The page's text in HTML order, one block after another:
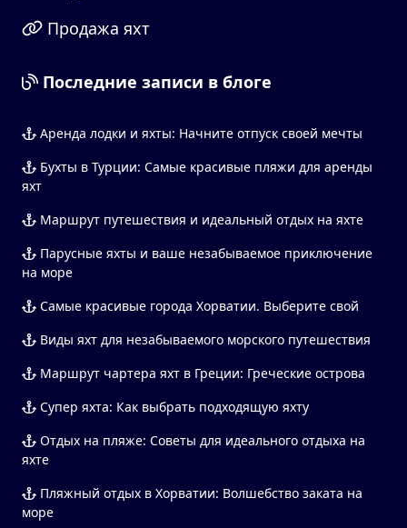
Продажа яхт
Последние записи в блоге
Аренда лодки и яхты: Начните отпуск своей мечты
Бухты в Турции: Самые красивые пляжи для аренды
яхт
Маршрут путешествия и идеальный отдых на яхте
Парусные яхты и ваше незабываемое приключение
на море
Самые красивые города Хорватии. Выберите свой
Виды яхт для незабываемого морского путешествия
Маршрут чартера яхт в Греции: Греческие острова
Супер яхта: Как выбрать подходящую яхту
Отдых на пляже: Советы для идеального отдыха на
яхте
Пляжный отдых в Хорватии: Волшебство заката на
море